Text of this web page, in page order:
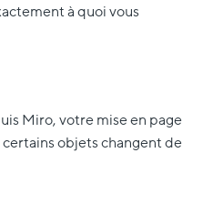
à quoi vous
Miro, votre mise en page
objets changent de